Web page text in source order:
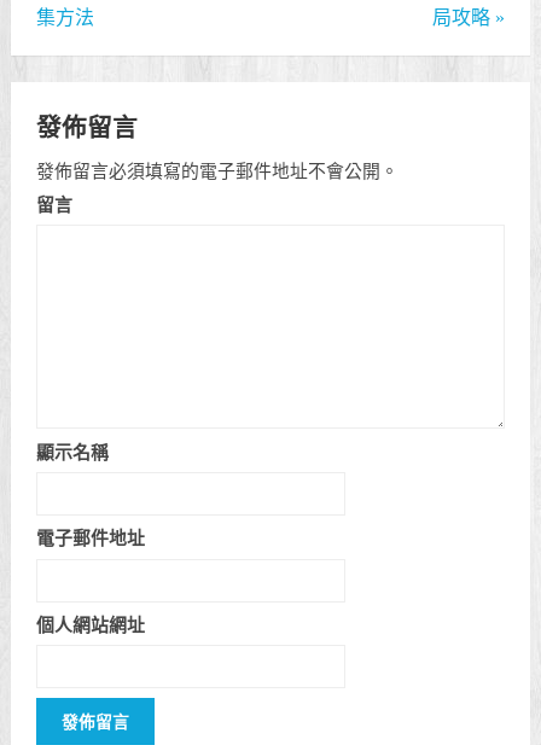
集方法
局攻略 »
發佈留言
發佈留言必須填寫的電子郵件地址不會公開。
留言
顯示名稱
電子郵件地址
個人網站網址